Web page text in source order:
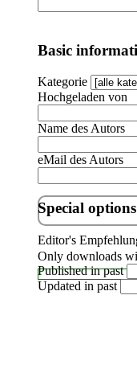
Basic
Kategorie
Hochgeladen von
Name des Autors
eMail des Autors
Special options
Editor's
Only downloads
Published in past
Updated in past